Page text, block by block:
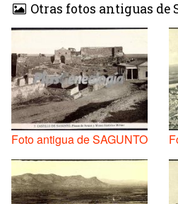
Otras fotos antiguas de
Foto antigua de SAGUNTO